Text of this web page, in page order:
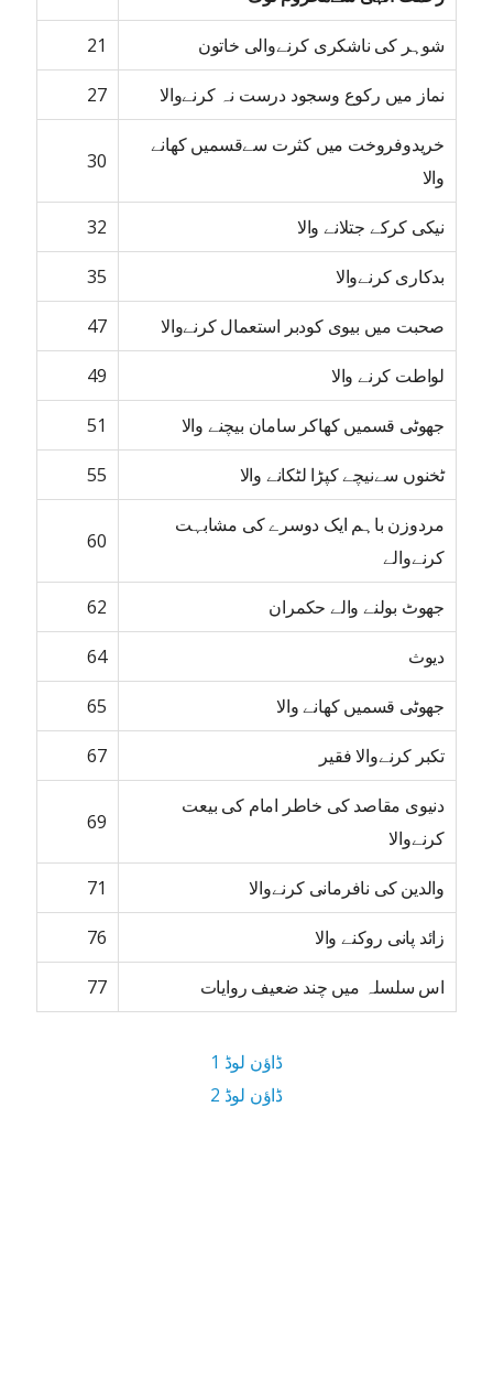
شوہر کی ناشکری کرنےوالی خاتون 21
نماز میں رکوع وسجود درست نہ کرنےوالا 27
خریدوفروخت میں کثرت سےقسمیں کھانے
والا
30
نیکی کرکے جتلانے والا 32
بدکاری کرنےوالا 35
صحبت میں بیوی کودبر استعمال کرنےوالا 47
لواطت کرنے والا 49
جھوٹی قسمیں کھاکر سامان بیچنے والا 51
ٹخنوں سےنیچے کپڑا لٹکانے والا 55
مردوزن باہم ایک دوسرے کی مشابہت
کرنےوالے
60
جھوٹ بولنے والے حکمران 62
دیوث 64
جھوٹی قسمیں کھانے والا 65
تکبر کرنےوالا فقیر 67
دنیوی مقاصد کی خاطر امام کی بیعت
کرنےوالا
69
والدین کی نافرمانی کرنےوالا 71
زائد پانی روکنے والا 76
اس سلسلہ میں چند ضعیف روایات 77
ڈاؤن لوڈ 1
ڈاؤن لوڈ 2